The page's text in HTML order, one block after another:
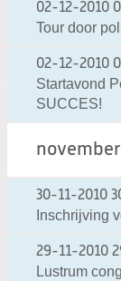
02-12-2010
Tour door
02-12-2010
Startavond
SUCCES!
november
30-11-2010
Inschrijving
29-11-2010
Lustrum